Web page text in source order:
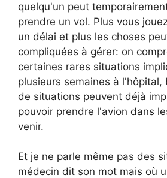
quelqu'un peut
prendre un vol. Plus vous
un délai et plus les choses
compliquées à gérer: on
certaines rares situations
plusieurs semaines à l'hôpital,
de situations peuvent déjà
pouvoir prendre l'avion dans
venir.
Et je ne parle même pas des
médecin dit son mot mais où